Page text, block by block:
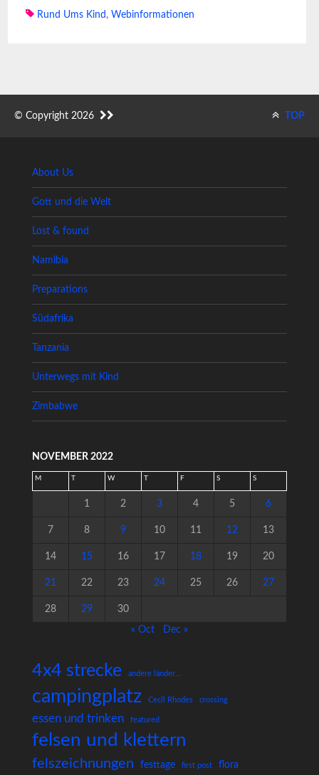
Rund Ums Kind, Webinformationen
© Copyright 2026 TOP
About Us
Gott und die Welt
Lost & found
Namibia
Preparations
Südafrika
Tanzania
Unterwegs mit Kind
Zimbabwe
NOVEMBER 2022
M T W T F S S
1 2 3 4 5 6
7 8 9 10 11 12 13
14 15 16 17 18 19 20
21 22 23 24 25 26 27
28 29 30
« Oct Dec »
4x4 strecke andere länder...
campingplatz Cecil Rhodes crossing
essen und trinken featured
felsen und klettern
felszeichnungen festtage first post flora